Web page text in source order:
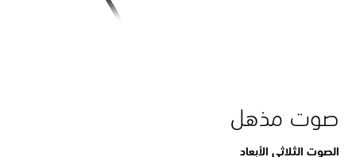
صوت مذهل
الصوت الثلاثي الأبعاد